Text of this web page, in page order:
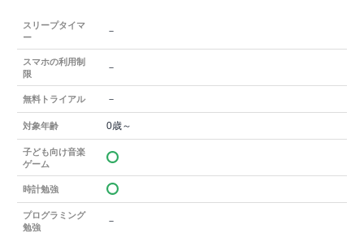
スリープタイマ
ー
－
スマホの利用制
限
－
無料トライアル －
対象年齢 0歳～
子ども向け音楽
ゲーム
時計勉強
プログラミング
勉強
－